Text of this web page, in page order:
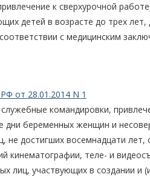
к сверхурочной
детей в возрасте до трех лет,
с медицинским
от 28.01.2014 N 1
командировки,
беременных женщин и
не достигших восемнадцати
кинематографии, теле- и
лиц, участвующих в создании и